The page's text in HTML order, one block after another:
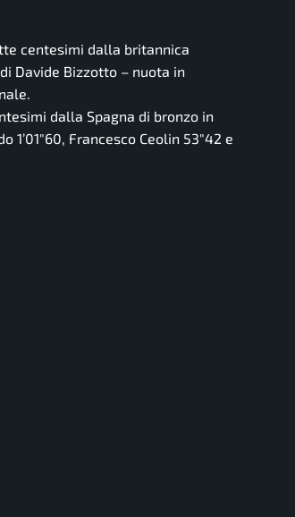
centesimi dalla britannica
Davide Bizzotto – nuota in
dalla Spagna di bronzo in
Francesco Ceolin 53″42 e